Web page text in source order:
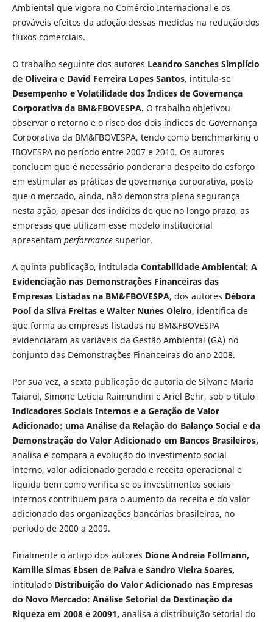
Ambiental que vigora no Comércio Internacional e os
prováveis efeitos da adoção dessas medidas na redução dos
fluxos comerciais.
O trabalho seguinte dos autores Leandro Sanches Simplício
de Oliveirae David Ferreira Lopes Santos, intitula-se
Desempenho e Volatilidade dos Índices de Governança
Corporativa da BM&FBOVESPA. O trabalho objetivou
observar o retorno e o risco dos dois índices de Governança
Corporativa da BM&FBOVESPA, tendo como benchmarking o
IBOVESPA no período entre 2007 e 2010. Os autores
concluem que é necessário ponderar a despeito do esforço
em estimular as práticas de governança corporativa, posto
que o mercado, ainda, não demonstra plena segurança
nesta ação, apesar dos indícios de que no longo prazo, as
empresas que utilizam esse modelo institucional
apresentam performancesuperior.
A quinta publicação, intitulada Contabilidade Ambiental: A
Evidenciação nas Demonstrações Financeiras das
Empresas Listadas na BM&FBOVESPA, dos autores Débora
Pool da Silva Freitas eWalter Nunes Oleiro, identifica de
que forma as empresas listadas na BM&FBOVESPA
evidenciaram as variáveis da Gestão Ambiental (GA) no
conjunto das Demonstrações Financeiras do ano 2008.
Por sua vez, a sexta publicação de autoria de Silvane Maria
Taiarol, Simone Letícia Raimundini e Ariel Behr, sob o título
Indicadores Sociais Internos e a Geração de Valor
Adicionado: uma Análise da Relação do Balanço Social e da
Demonstração do Valor Adicionado em Bancos Brasileiros,
analisa e compara a evolução do investimento social
interno, valor adicionado gerado e receita operacional e
líquida bem como verifica se os investimentos sociais
internos contribuem para o aumento da receita e do valor
adicionado das organizações bancárias brasileiras, no
período de 2000 a 2009.
Finalmente o artigo dos autores Dione Andreia Follmann,
Kamille Simas Ebsen de Paiva e Sandro Vieira Soares,
intitulado Distribuição do Valor Adicionado nas Empresas
do Novo Mercado: Análise Setorial da Destinação da
Riqueza em 2008 e 20091, analisa a distribuição setorial do